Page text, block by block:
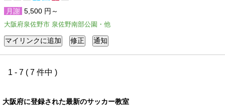
月謝 5,500 円～
大阪府泉佐野市 泉佐野南部公園・他
1 - 7 ( 7 件中 )
大阪府に登録された最新のサッカー教室